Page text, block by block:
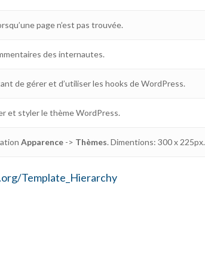
page n’est pas trouvée.
des internautes.
de gérer et d’utiliser les hooks de WordPress.
et styler le thème WordPress.
Apparence -> Thèmes. Dimentions: 300 x 225px.
Template_Hierarchy